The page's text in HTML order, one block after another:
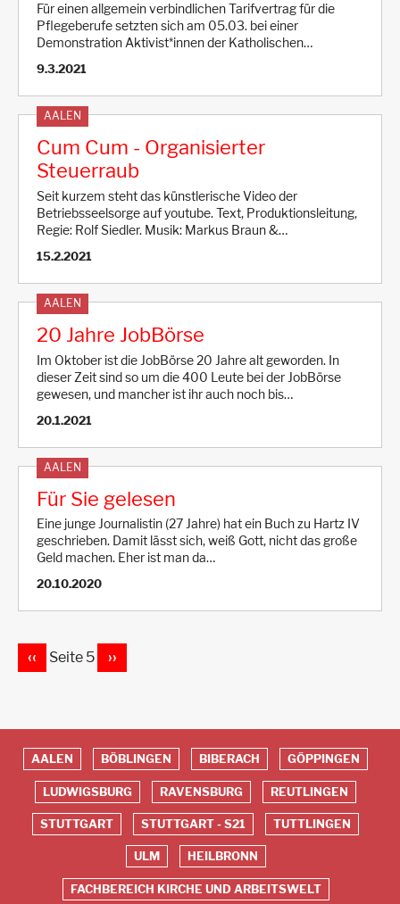
Für einen allgemein verbindlichen Tarifvertrag für die
Pflegeberufe setzten sich am 05.03. bei einer
Demonstration Aktivist*innen der Katholischen…
9.3.2021
AALEN
Cum Cum - Organisierter
Steuerraub
Seit kurzem steht das künstlerische Video der
Betriebsseelsorge auf youtube. Text, Produktionsleitung,
Regie: Rolf Siedler. Musik: Markus Braun &…
15.2.2021
AALEN
20 Jahre JobBörse
Im Oktober ist die JobBörse 20 Jahre alt geworden. In
dieser Zeit sind so um die 400 Leute bei der JobBörse
gewesen, und mancher ist ihr auch noch bis…
20.1.2021
AALEN
Für Sie gelesen
Eine junge Journalistin (27 Jahre) hat ein Buch zu Hartz IV
geschrieben. Damit lässt sich, weiß Gott, nicht das große
Geld machen. Eher ist man da…
20.10.2020
Seitennummerierung
VORHERIGE
‹‹ Seite 5
NÄCHSTE
››
Red
Footer
AALEN BÖBLINGEN BIBERACH GÖPPINGEN
LUDWIGSBURG RAVENSBURG REUTLINGEN
STUTTGART STUTTGART - S21 TUTTLINGEN
ULM HEILBRONN
FACHBEREICH KIRCHE UND ARBEITSWELT